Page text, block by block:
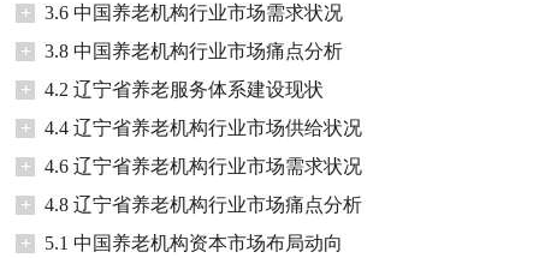
+
3.6 中国养老机构行业市场需求状况
+
3.8 中国养老机构行业市场痛点分析
+
4.2 辽宁省养老服务体系建设现状
+
4.4 辽宁省养老机构行业市场供给状况
+
4.6 辽宁省养老机构行业市场需求状况
+
4.8 辽宁省养老机构行业市场痛点分析
+
5.1 中国养老机构资本市场布局动向